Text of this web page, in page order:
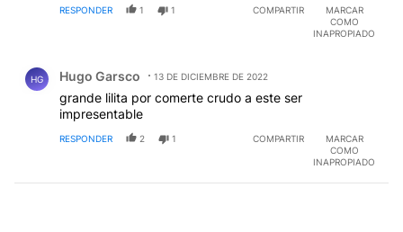
RESPONDER 1 1 COMPARTIR
MARCAR
COMO
INAPROPIADO
HG Hugo Garsco 13 DE DICIEMBRE DE 2022
grande lilita por comerte crudo a este ser
impresentable
RESPONDER 2 1 COMPARTIR
MARCAR
COMO
INAPROPIADO